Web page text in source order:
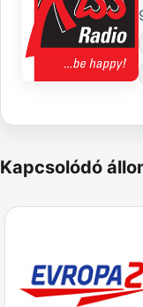
Kapcsolódó